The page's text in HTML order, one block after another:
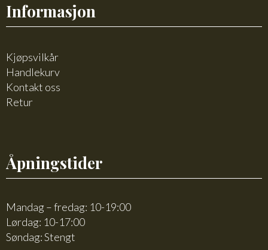
Informasjon
Kjøpsvilkår
Handlekurv
Kontakt oss
Retur
Åpningstider
Mandag – fredag: 10-19:00
Lørdag: 10-17:00
Søndag: Stengt